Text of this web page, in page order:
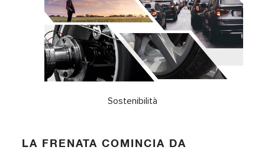
Sostenibilità
LA FRENATA COMINCIA DA